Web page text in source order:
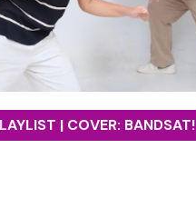
| COVER: BANDSAT!